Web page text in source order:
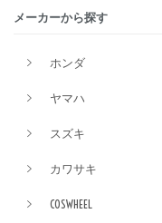
メーカーから探す
ホンダ
ヤマハ
スズキ
カワサキ
COSWHEEL